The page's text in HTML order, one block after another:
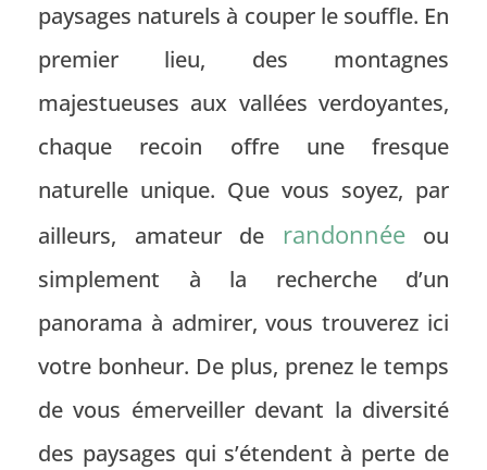
paysages naturels à couper le souffle. En
premier lieu, des montagnes
majestueuses aux vallées verdoyantes,
chaque recoin offre une fresque
naturelle unique. Que vous soyez, par
ailleurs, amateur de randonnéeou
simplement à la recherche d’un
panorama à admirer, vous trouverez ici
votre bonheur. De plus, prenez le temps
de vous émerveiller devant la diversité
des paysages qui s’étendent à perte de